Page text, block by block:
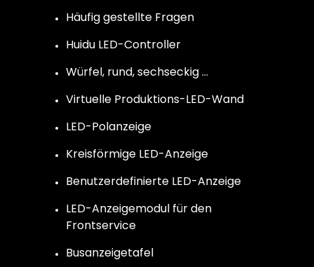
Häufig gestellte Fragen
Huidu LED-Controller
Würfel, rund, sechseckig …
Virtuelle Produktions-LED-Wand
LED-Polanzeige
Kreisförmige LED-Anzeige
Benutzerdefinierte LED-Anzeige
LED-Anzeigemodul für den
Frontservice
Busanzeigetafel